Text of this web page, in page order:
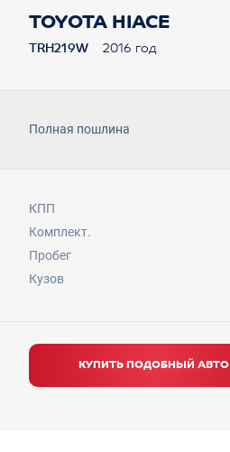
TOYOTA HIACE
TRH219W 2016 год
Полная пошлина
КПП
Комплект.
Пробег
Кузов
КУПИТЬ ПОДОБНЫЙ АВТО